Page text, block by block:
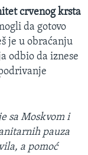
crvenog krsta
da gotovo
je u obraćanju
odbio da iznese
sa Moskvom i
pauza
a pomoć